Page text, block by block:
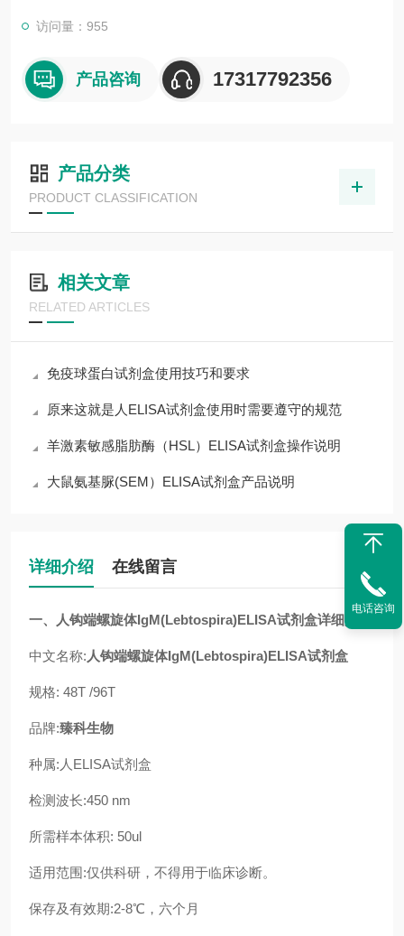
访问量：955
产品咨询 17317792356
产品分类
PRODUCT CLASSIFICATION
相关文章
RELATED ARTICLES
免疫球蛋白试剂盒使用技巧和要求
原来这就是人ELISA试剂盒使用时需要遵守的规范
羊激素敏感脂肪酶（HSL）ELISA试剂盒操作说明
大鼠氨基脲(SEM）ELISA试剂盒产品说明
详细介绍 在线留言
一、人钩端螺旋体IgM(Lebtospira)ELISA试剂盒详细介绍
中文名称: 人钩端螺旋体IgM(Lebtospira)ELISA试剂盒
规格: 48T /96T
品牌:臻科生物
种属:人ELISA试剂盒
检测波长:450 nm
所需样本体积: 50ul
适用范围:仅供科研，不得用于临床诊断。
保存及有效期:2-8℃，六个月
电话咨询